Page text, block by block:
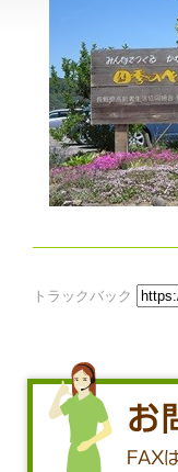
トラックバック